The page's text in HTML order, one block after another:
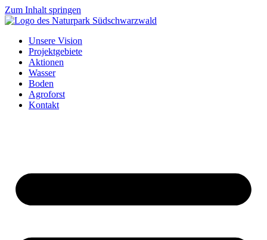
Zum Inhalt springen
Unsere Vision
Projektgebiete
Aktionen
Wasser
Boden
Agroforst
Kontakt